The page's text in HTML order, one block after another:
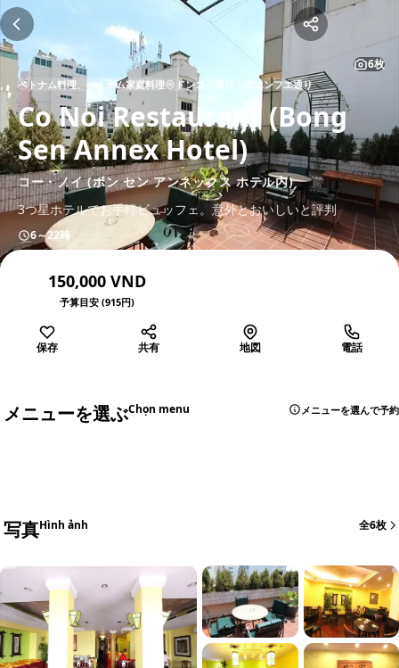
6枚
ベトナム料理、ベトナム家庭料理 ドンコイ通り・グエンフエ通り
Co Noi Restaurant (Bong
Sen Annex Hotel)
コー・ノイ (ボン セン アンネックス ホテル内)
3つ星ホテルでお手軽ビュッフェ。意外とおいしいと評判
6～22時
150,000 VND
予算目安 (915円)
保存 共有 地図 電話
メニューを選ぶChọn menu メニューを選んで予約
写真Hình ảnh 全6枚